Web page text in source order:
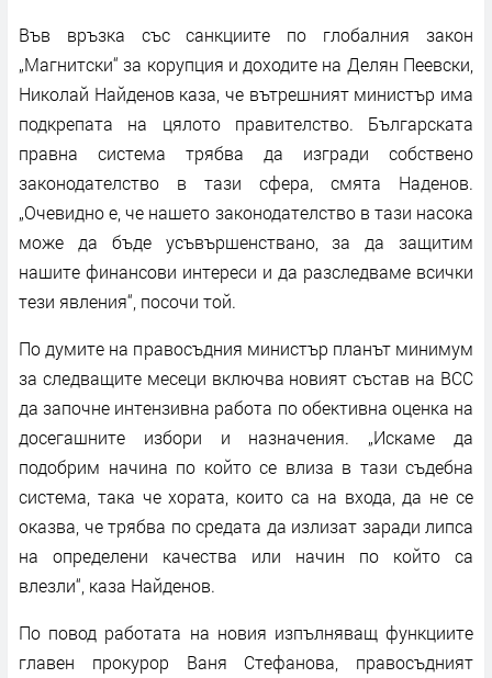
Във връзка със санкциите по глобалния закон
„Магнитски“ за корупция и доходите на Делян Пеевски,
Николай Найденов каза, че вътрешният министър има
подкрепата на цялото правителство. Българската
правна система трябва да изгради собствено
законодателство в тази сфера, смята Наденов.
„Очевидно е, че нашето законодателство в тази насока
може да бъде усъвършенствано, за да защитим
нашите финансови интереси и да разследваме всички
тези явления“, посочи той.
По думите на правосъдния министър планът минимум
за следващите месеци включва новият състав на ВСС
да започне интензивна работа по обективна оценка на
досегашните избори и назначения. „Искаме да
подобрим начина по който се влиза в тази съдебна
система, така че хората, които са на входа, да не се
оказва, че трябва по средата да излизат заради липса
на определени качества или начин по който са
влезли“, каза Найденов.
По повод работата на новия изпълняващ функциите
главен прокурор Ваня Стефанова, правосъдният